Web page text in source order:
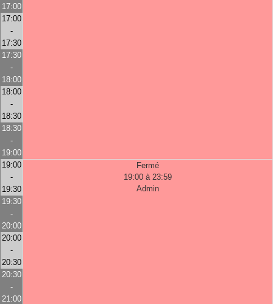
17:00
17:00
-
17:30
17:30
-
18:00
18:00
-
18:30
18:30
-
19:00
19:00
-
19:30
Fermé
19:00 à 23:59
Admin
19:30
-
20:00
20:00
-
20:30
20:30
-
21:00